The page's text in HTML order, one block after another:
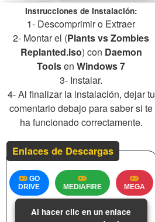
Instrucciones de Instalación:
1- Descomprimir o Extraer
2- Montar el (Plants vs Zombies
Replanted.iso) con Daemon
ToolsenWindows 7
3- Instalar.
4- Al finalizar la instalación, dejar tu
comentario debajo para saber si te
ha funcionado correctamente.
Enlaces de Descargas
GO
DRIVE
MEDIAFIRE MEGA
Al hacer clic en un enlace